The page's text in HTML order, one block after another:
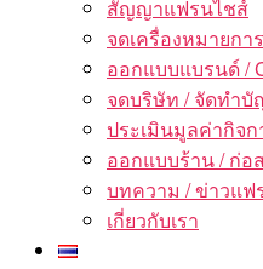
สัญญาแฟรนไชส์
จดเครื่องหมายกา
ออกแบบแบรนด์ /
จดบริษัท / จัดทำ
ประเมินมูลค่ากิจก
ออกแบบร้าน / ก่อ
บทความ / ข่าวแฟ
เกี่ยวกับเรา